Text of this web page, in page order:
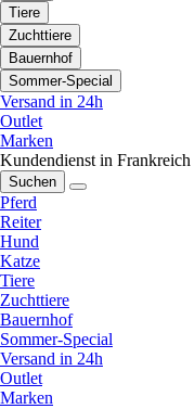
Tiere
Zuchttiere
Bauernhof
Sommer-Special
Versand in 24h
Outlet
Marken
Kundendienst in Frankreich
Suchen
Pferd
Reiter
Hund
Katze
Tiere
Zuchttiere
Bauernhof
Sommer-Special
Versand in 24h
Outlet
Marken